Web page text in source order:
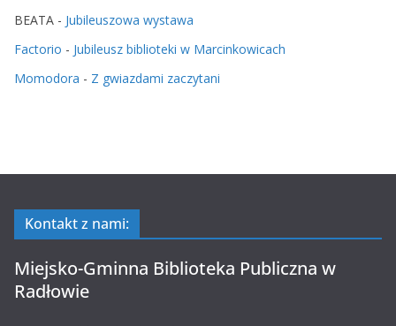
BEATA - Jubileuszowa wystawa
Factorio - Jubileusz biblioteki w Marcinkowicach
Momodora - Z gwiazdami zaczytani
Kontakt z nami:
Miejsko-Gminna Biblioteka Publiczna w
Radłowie